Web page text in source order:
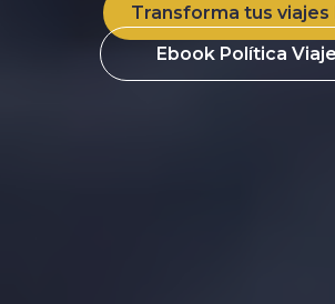
Transforma tus viajes
Ebook Política